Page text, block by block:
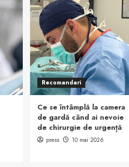
Recomandari
Ce se întâmplă la camera
de gardă când ai nevoie
de chirurgie de urgență
press 10 mai 2026